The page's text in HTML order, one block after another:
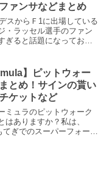
ァンサなどまとめ
スからＦ1に出場している
・ラッセル選手のファン
ぎると話題になっており
ク (adsbygoogle = win...
】ピットウォー
とめ！サインの貰い
ケットなど
ミュラのピットウォーク
はありますか？私は、
てぎでのスーパーフォーミ